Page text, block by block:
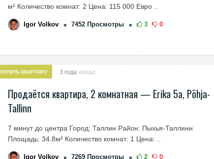
м² Количество комнат: 2 Цена: 115 000 Евро ..
Igor Volkov 7452 Просмотры 3 0
КУПИТЬ КВАРТИРУ 3 года назад
Продаётся квартира, 2 комнатная — Erika 5a, Põhja-
Tallinn
7 минут до центра Город: Таллин Район: Пыхья-Таллинн
Площадь: 34.8м² Количество комнат: 1 Цена: ..
Igor Volkov 7269 Просмотры 2 0